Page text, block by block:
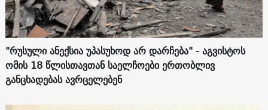
"რუსული ანექსია უპასუხოდ არ დარჩება" - აგვისტოს
ომის 18 წლისთავთან საელჩოები ერთობლივ
განცხადებას ავრცელებენ